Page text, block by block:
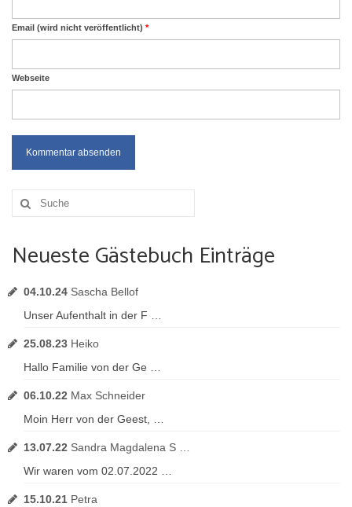
Email (wird nicht veröffentlicht) *
Webseite
Suche
nach:
Neueste Gästebuch Einträge
04.10.24 Sascha Bellof
Unser Aufenthalt in der F …
25.08.23 Heiko
Hallo Familie von der Ge …
06.10.22 Max Schneider
Moin Herr von der Geest, …
13.07.22 Sandra Magdalena S …
Wir waren vom 02.07.2022 …
15.10.21 Petra